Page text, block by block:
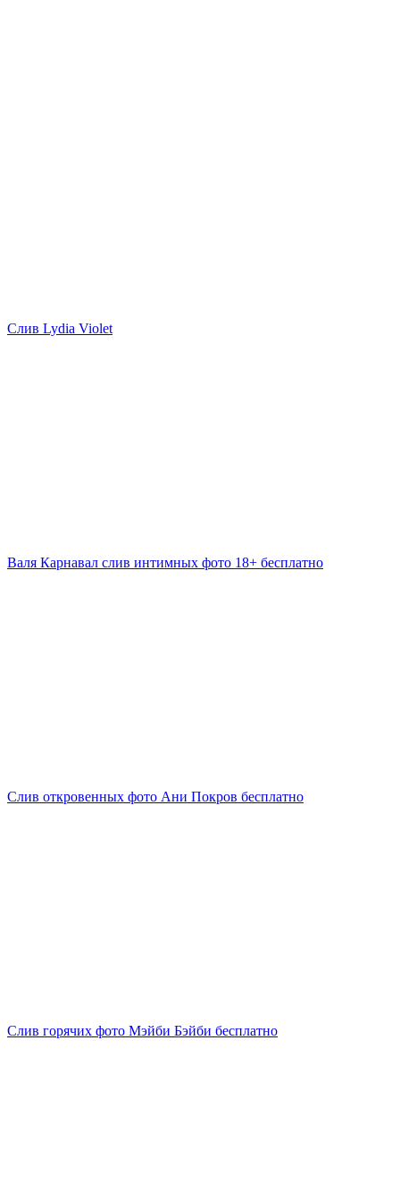
Слив Lydia Violet
Валя Карнавал слив интимных фото 18+ бесплатно
Слив откровенных фото Ани Покров бесплатно
Слив горячих фото Мэйби Бэйби бесплатно